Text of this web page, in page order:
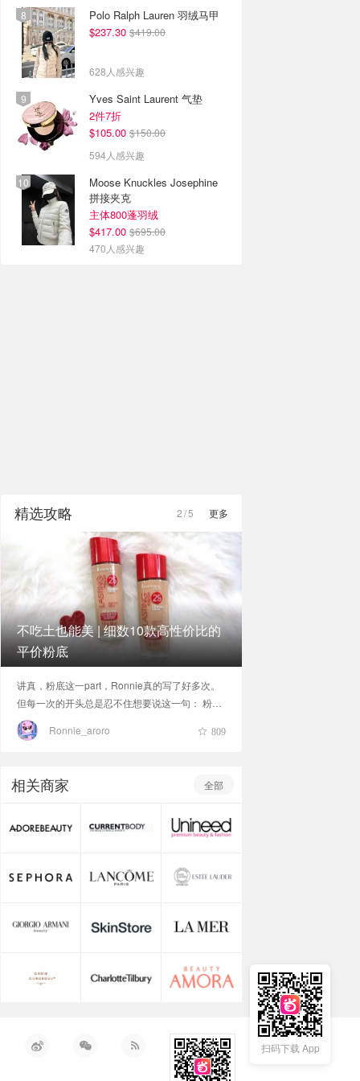
Polo Ralph Lauren 羽绒马甲
$237.30 $419.00
628人感兴趣
Yves Saint Laurent 气垫
2件7折
$105.00 $150.00
594人感兴趣
Moose Knuckles Josephine
拼接夹克
主体800蓬羽绒
$417.00 $695.00
470人感兴趣
2/5 更多
精选攻略
不吃土也能美 | 细数10款高性价比的
平价粉底
讲真，粉底这一part，Ronnie真的写了好多次。
但每一次的开头总是忍不住想要说这一句： 粉
底，是整个彩妆范畴最值得投资的一个品类。真
心不是为了装B格、踩平价。毕竟粉底要涂满一整
809
Ronnie_aroro
全部
相关商家
扫码下载 App